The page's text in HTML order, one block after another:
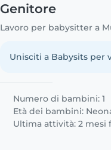
Genitore
Lavoro per babysitter a
Unisciti a Babysits per
Numero di bambini: 1
Età dei bambini:
Ultima attività: 2 mesi